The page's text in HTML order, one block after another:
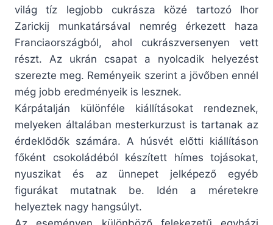
világ tíz legjobb cukrásza közé tartozó Ihor
Zarickij munkatársával nemrég érkezett haza
Franciaországból, ahol cukrászversenyen vett
részt. Az ukrán csapat a nyolcadik helyezést
szerezte meg. Reményeik szerint a jövőben ennél
még jobb eredményeik is lesznek.
Kárpátalján különféle kiállításokat rendeznek,
melyeken általában mesterkurzust is tartanak az
érdeklődők számára. A húsvét előtti kiállításon
főként csokoládéból készített hímes tojásokat,
nyuszikat és az ünnepet jelképező egyéb
figurákat mutatnak be. Idén a méretekre
helyeztek nagy hangsúlyt.